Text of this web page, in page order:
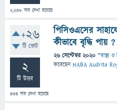
2,238 বার দেখা হয়েছে
+26
টি ভোট
2
টি উত্তর
434 বার দেখা হয়েছে
পিসিওএসের
কীভাবে বৃদ্ধি পায় ?
26 সেপ্টেম্বর 2020 "স্বাস্থ্য
করেছেনHABA Audrita